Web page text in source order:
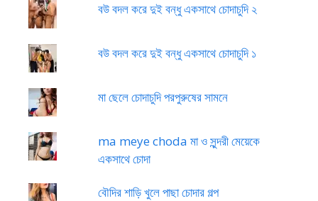
বউ বদল করে দুই বন্ধু একসাথে চোদাচুদি ২
বউ বদল করে দুই বন্ধু একসাথে চোদাচুদি ১
মা ছেলে চোদাচুদি পরপুরুষের সামনে
ma meye choda মা ও সুন্দরী মেয়েকে
একসাথে চোদা
বৌদির শাড়ি খুলে পাছা চোদার গল্প